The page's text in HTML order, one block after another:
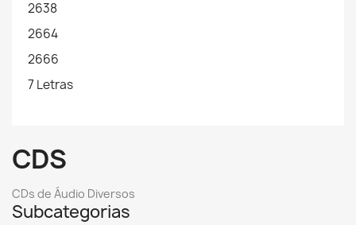
2638
2664
2666
7 Letras
CDS
CDs de Áudio Diversos
Subcategorias